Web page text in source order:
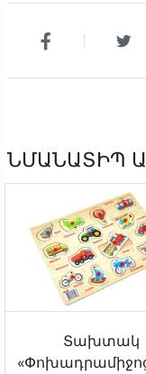
ՆՄԱՆԱՏԻՊ
Տախտակ